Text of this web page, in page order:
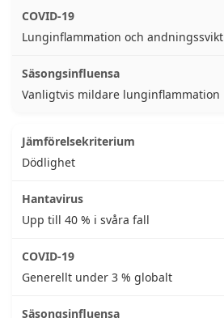
Lunginflammation och andningssvikt
Vanligtvis mildare lunginflammation
Dödlighet
Upp till 40 % i svåra fall
Generellt under 3 % globalt